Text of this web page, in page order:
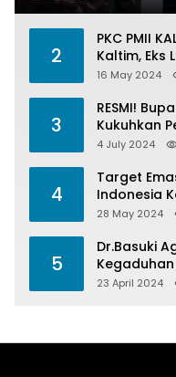
2
PKC PMII
Kaltim, Eks
Menelan
16 May 2024
3
RESMI!
Kukuhkan
4 July 2024
4
Target
Indonesia
Barometer
28 May 2024
5
Dr.Basuki
Pesta
23 April 2024